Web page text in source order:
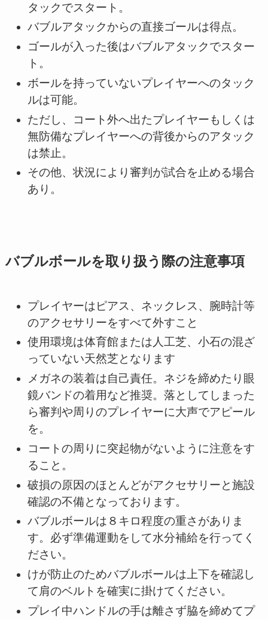
タックでスタート。
バブルアタックからの直接ゴールは得点。
ゴールが入った後はバブルアタックでスター
ト。
ボールを持っていないプレイヤーへのタック
ルは可能。
ただし、コート外へ出たプレイヤーもしくは
無防備なプレイヤーへの背後からのアタック
は禁止。
その他、状況により審判が試合を止める場合
あり。
バブルボールを取り扱う際の注意事項
プレイヤーはピアス、ネックレス、腕時計等
のアクセサリーをすべて外すこと
使用環境は体育館または人工芝、小石の混ざ
っていない天然芝となります
メガネの装着は自己責任。ネジを締めたり眼
鏡バンドの着用など推奨。落としてしまった
ら審判や周りのプレイヤーに大声でアピール
を。
コートの周りに突起物がないように注意をす
ること。
破損の原因のほとんどがアクセサリーと施設
確認の不備となっております。
バブルボールは８キロ程度の重さがありま
す。必ず準備運動をして水分補給を行ってく
ださい。
けが防止のためバブルボールは上下を確認し
て肩のベルトを確実に掛けてください。
プレイ中ハンドルの手は離さず脇を締めてプ